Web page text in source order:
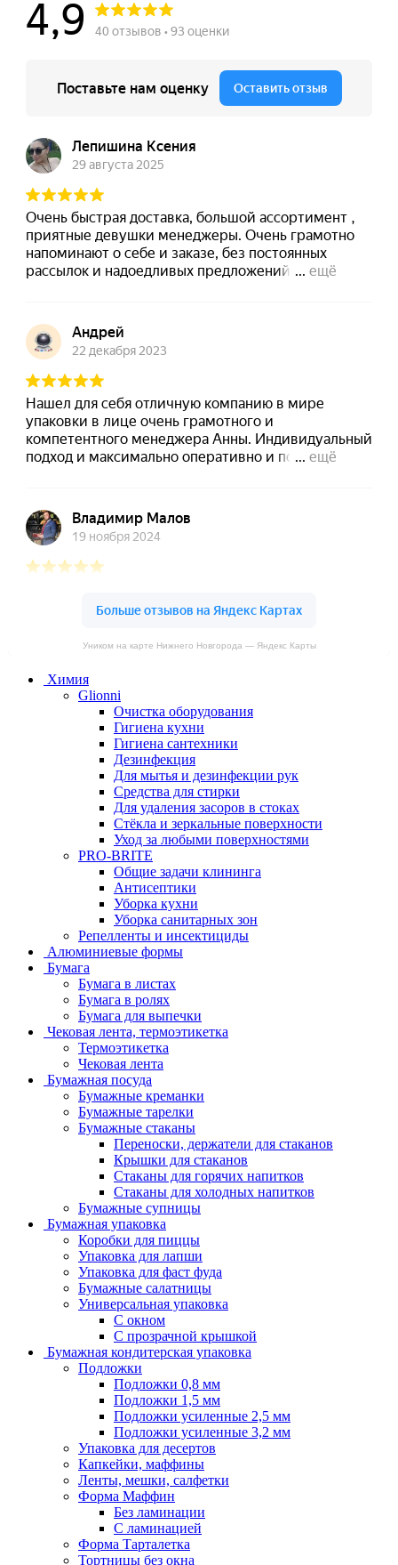
Уником на карте Нижнего Новгорода — Яндекс Карты
Химия
Glionni
Очистка оборудования
Гигиена кухни
Гигиена сантехники
Дезинфекция
Для мытья и дезинфекции рук
Средства для стирки
Для удаления засоров в стоках
Стёкла и зеркальные поверхности
Уход за любыми поверхностями
PRO-BRITE
Общие задачи клининга
Антисептики
Уборка кухни
Уборка санитарных зон
Репелленты и инсектициды
Алюминиевые формы
Бумага
Бумага в листах
Бумага в ролях
Бумага для выпечки
Чековая лента, термоэтикетка
Термоэтикетка
Чековая лента
Бумажная посуда
Бумажные креманки
Бумажные тарелки
Бумажные стаканы
Переноски, держатели для стаканов
Крышки для стаканов
Стаканы для горячих напитков
Стаканы для холодных напитков
Бумажные супницы
Бумажная упаковка
Коробки для пиццы
Упаковка для лапши
Упаковка для фаст фуда
Бумажные салатницы
Универсальная упаковка
С окном
С прозрачной крышкой
Бумажная кондитерская упаковка
Подложки
Подложки 0,8 мм
Подложки 1,5 мм
Подложки усиленные 2,5 мм
Подложки усиленные 3,2 мм
Упаковка для десертов
Капкейки, маффины
Ленты, мешки, салфетки
Форма Маффин
Без ламинации
С ламинацией
Форма Тарталетка
Тортницы без окна